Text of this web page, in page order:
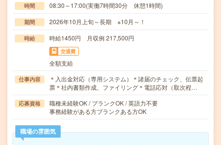
時間 08:30～17:00(実働7時間30分 休憩1時間)
期間 2026年10月上旬～長期 ※10月～！
時給 時給1450円 月収例 217,500円
交通費
全額支給
仕事内容
＊入出金対応（専用システム）＊諸届のチェック、伝票起
票＊社内書類作成、ファイリング＊電話応対（取次程…
応募資格
職種未経験OK / ブランクOK / 英語力不要
事務経験がある方ブランクある方OK
職場の雰囲気